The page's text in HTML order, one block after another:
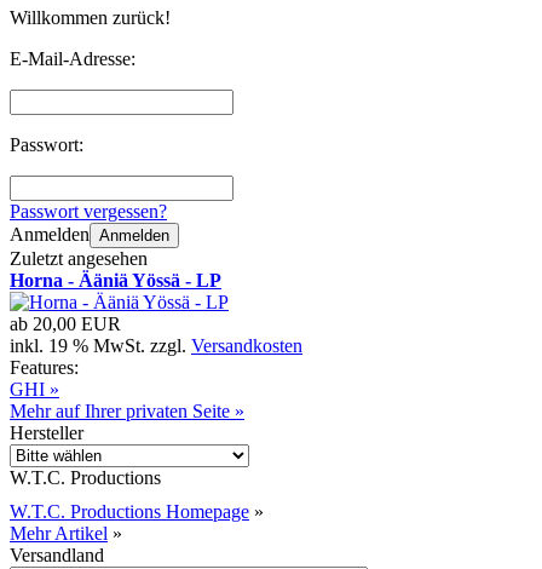
Willkommen zurück!
E-Mail-Adresse:
Passwort:
Passwort vergessen?
Anmelden Anmelden
Zuletzt angesehen
Horna - Ääniä Yössä - LP
ab 20,00 EUR
inkl. 19 % MwSt. zzgl. Versandkosten
Features:
GHI »
Mehr auf Ihrer privaten Seite »
Hersteller
W.T.C. Productions
W.T.C. Productions Homepage »
Mehr Artikel »
Versandland